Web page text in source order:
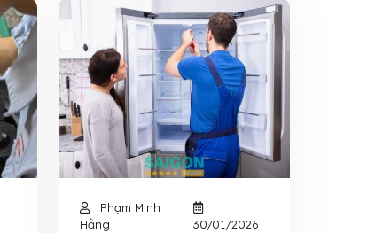
Phạm Minh
Hằng
30/01/2026